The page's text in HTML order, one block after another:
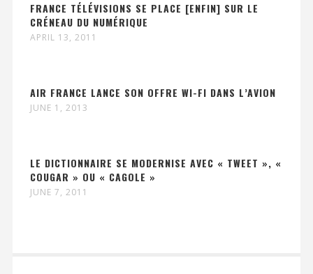
FRANCE TÉLÉVISIONS SE PLACE [ENFIN] SUR LE
CRÉNEAU DU NUMÉRIQUE
APRIL 13, 2011
AIR FRANCE LANCE SON OFFRE WI-FI DANS L’AVION
JUNE 1, 2013
LE DICTIONNAIRE SE MODERNISE AVEC « TWEET », «
COUGAR » OU « CAGOLE »
JUNE 7, 2011